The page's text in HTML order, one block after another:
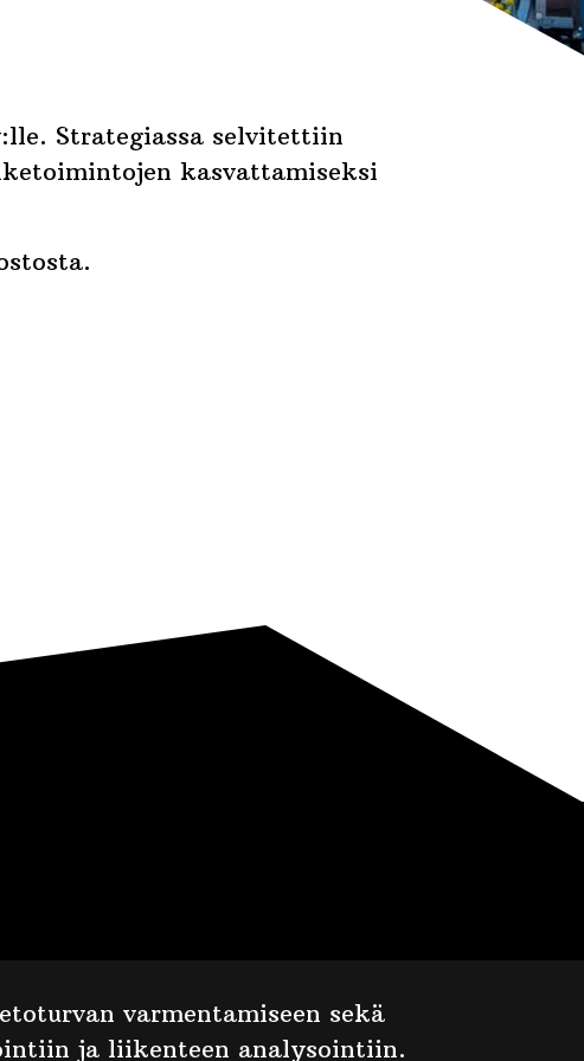
varmentamiseen sekä
ja liikenteen analysointiin.
Strategiassa selvitettiin
kasvattamiseksi